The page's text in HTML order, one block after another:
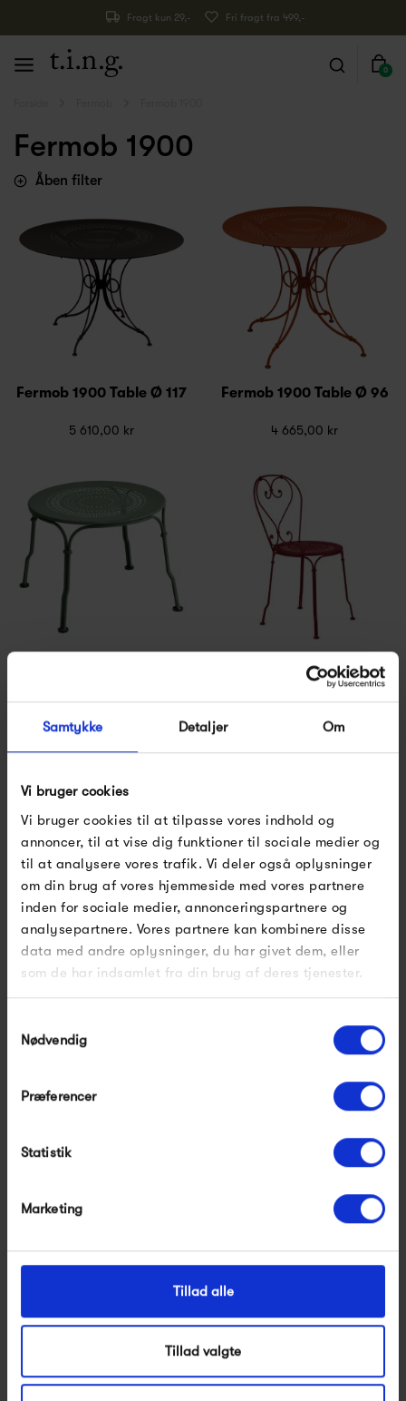
Samtykke Detaljer Om
Vi bruger cookies
Vi bruger cookies til at tilpasse vores indhold og
annoncer, til at vise dig funktioner til sociale medier og
til at analysere vores trafik. Vi deler også oplysninger
om din brug af vores hjemmeside med vores partnere
inden for sociale medier, annonceringspartnere og
analysepartnere. Vores partnere kan kombinere disse
data med andre oplysninger, du har givet dem, eller
som de har indsamlet fra din brug af deres tjenester.
Nødvendig
Præferencer
Statistik
Marketing
Tillad alle
Tillad valgte
Fragt kun 29,- Fri fragt fra 499,-
0
Fermob 1900
Åben filter
Fermob 1900 Table Ø 117
5 610,00 kr
Fermob 1900 Table Ø 96
4 665,00 kr
Fermob 1900 Bench
5 215,00 kr
Fermob 1900 Armchair
2 945,00 kr
Fermob 1900
fine og romantiske design. Gennem hele serien finder man
danner en meget elegant ornamentik og dekoration.
med sit poetiske design, så du rigtigt kan nyde solen i
Ligesom alle andre havemøbler fra Fermob, produceres
1900 i Frankrig. De flotte kurver og ringe er formet i…